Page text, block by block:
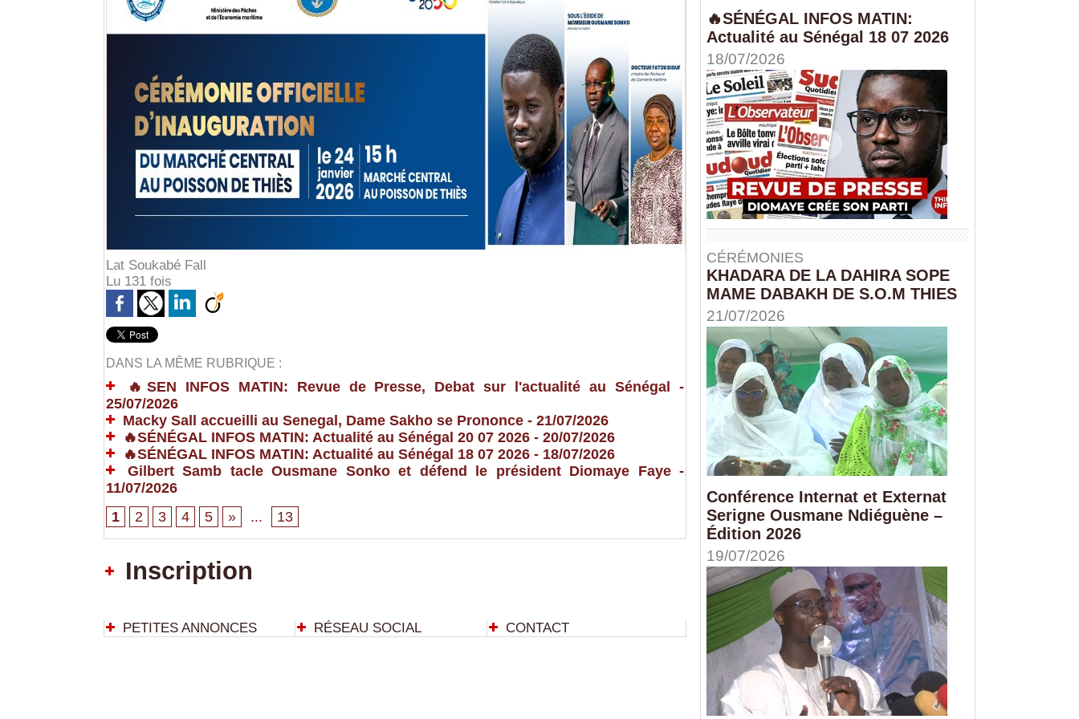
Lat Soukabé Fall
Lu 131 fois
DANS LA MÊME RUBRIQUE :
🔥SEN INFOS MATIN: Revue de Presse, Debat sur l'actualité au Sénégal
-
25/07/2026
Macky Sall accueilli au Senegal, Dame Sakho se Prononce - 21/07/2026
🔥SÉNÉGAL INFOS MATIN: Actualité au Sénégal 20 07 2026 - 20/07/2026
🔥SÉNÉGAL INFOS MATIN: Actualité au Sénégal 18 07 2026 - 18/07/2026
Gilbert Samb tacle Ousmane Sonko et défend le président Diomaye Faye -
11/07/2026
1
2 3 4 5 » ... 13
Inscription
PETITES ANNONCES RÉSEAU SOCIAL CONTACT
🔥SÉNÉGAL INFOS MATIN:
Actualité au Sénégal 18 07 2026
18/07/2026
CÉRÉMONIES
KHADARA DE LA DAHIRA SOPE
MAME DABAKH DE S.O.M THIES
21/07/2026
Conférence Internat et Externat
Serigne Ousmane Ndiéguène –
Édition 2026
19/07/2026